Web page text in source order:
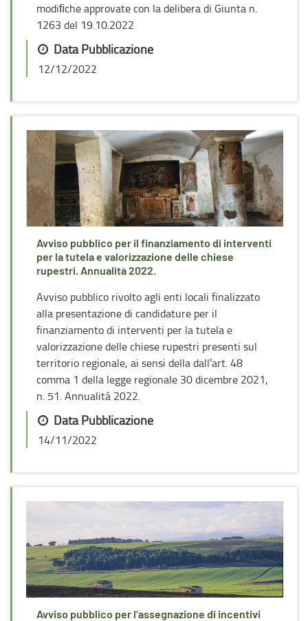
modiﬁche approvate con la delibera di Giunta n.
1263 del 19.10.2022
Data Pubblicazione
12/12/2022
Avviso pubblico per il finanziamento di interventi
per la tutela e valorizzazione delle chiese
rupestri. Annualità 2022.
Avviso pubblico rivolto agli enti locali finalizzato
alla presentazione di candidature per il
finanziamento di interventi per la tutela e
valorizzazione delle chiese rupestri presenti sul
territorio regionale, ai sensi della dall’art. 48
comma 1 della legge regionale 30 dicembre 2021,
n. 51. Annualità 2022.
Data Pubblicazione
14/11/2022
Avviso pubblico per l’assegnazione di incentivi